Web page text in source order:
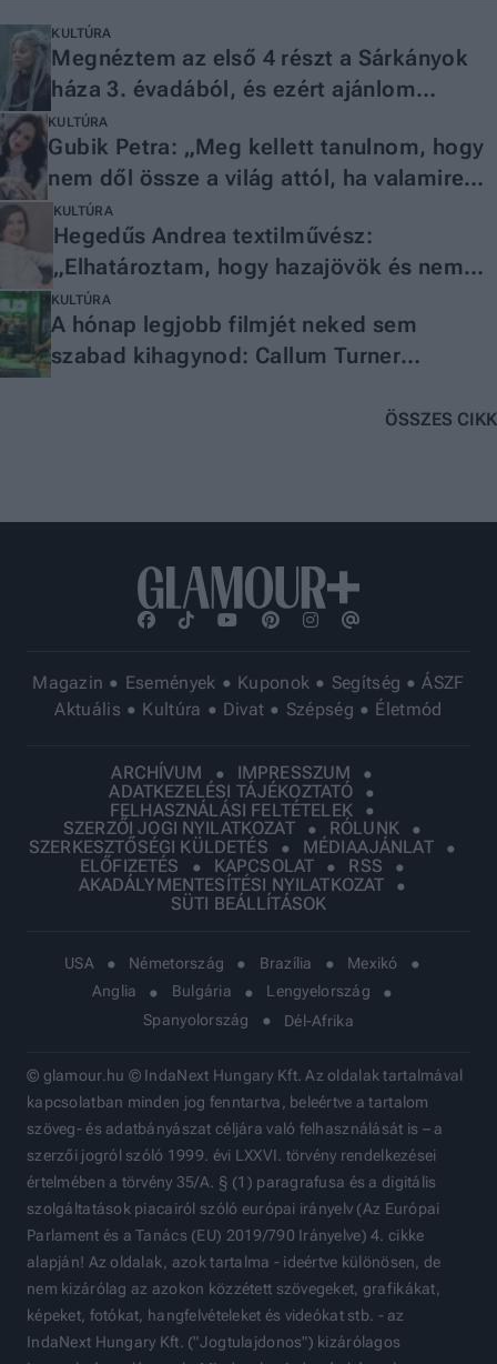
KULTÚRA
Megnéztem az első 4 részt a Sárkányok
háza 3. évadából, és ezért ajánlom
filmkritikusként
KULTÚRA
Gubik Petra: „Meg kellett tanulnom, hogy
nem dől össze a világ attól, ha valamire
nemet mondok”
KULTÚRA
Hegedűs Andrea textilművész:
„Elhatároztam, hogy hazajövök és nem
fogok siránkozni”
KULTÚRA
A hónap legjobb filmjét neked sem
szabad kihagynod: Callum Turner
zseniálisat alakít benne
ÖSSZES CIKK
Magazin Események Kuponok Segítség
ÁSZF
Aktuális
Kultúra Divat Szépség Életmód
ARCHÍVUM
IMPRESSZUM
ADATKEZELÉSI TÁJÉKOZTATÓ
FELHASZNÁLÁSI FELTÉTELEK
SZERZŐI JOGI NYILATKOZAT
RÓLUNK
SZERKESZTŐSÉGI KÜLDETÉS
MÉDIAAJÁNLAT
ELŐFIZETÉS
KAPCSOLAT
RSS
AKADÁLYMENTESÍTÉSI NYILATKOZAT
SÜTI BEÁLLÍTÁSOK
USA Németország Brazília
Mexikó
Anglia
Bulgária
Lengyelország
Spanyolország
Dél-Afrika
© glamour.hu © IndaNext Hungary Kft. Az oldalak tartalmával
kapcsolatban minden jog fenntartva, beleértve a tartalom
szöveg- és adatbányászat céljára való felhasználását is – a
szerzői jogról szóló 1999. évi LXXVI. törvény rendelkezései
értelmében a törvény 35/A. § (1) paragrafusa és a digitális
szolgáltatások piacairól szóló európai irányelv (Az Európai
Parlament és a Tanács (EU) 2019/790 Irányelve) 4. cikke
alapján! Az oldalak, azok tartalma - ideértve különösen, de
nem kizárólag az azokon közzétett szövegeket, grafikákat,
képeket, fotókat, hangfelvételeket és videókat stb. - az
IndaNext Hungary Kft. ("Jogtulajdonos") kizárólagos